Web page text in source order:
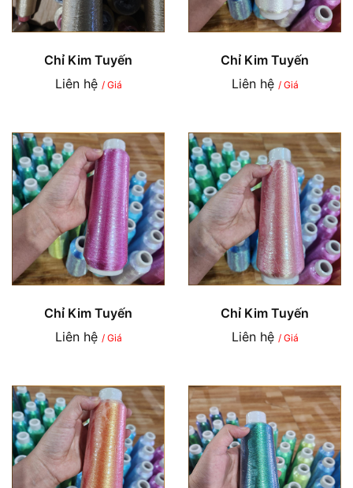
Chỉ Kim Tuyến
Liên hệ / Giá
Chỉ Kim Tuyến
Liên hệ / Giá
Chỉ Kim Tuyến
Liên hệ / Giá
Chỉ Kim Tuyến
Liên hệ / Giá